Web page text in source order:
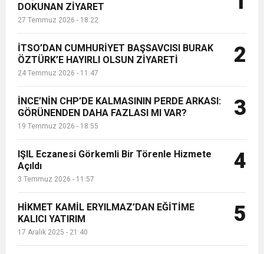
ve Onur Nişanesidir
6:19 HBB BAŞKANI ÖNTÜRK’ÜN
CUMHURİYET BAYRAMI MESAJI
17:36 KURUMLAR VERGİSİ ERTELENDİ
1:00 İTSO İŞ-KUR SGK TOPLANTI
21:40 CEYLANDERE’DE BAŞKAN EMRAH
18:22
GÖNÜLLERE DOKUNAN ZİYARET
DOKUNAN ZİYARET
27 Temmuz 2026 - 18:22
İTSO’DAN CUMHURİYET BAŞSAVCISI BURAK
ÖZTÜRK’E HAYIRLI OLSUN ZİYARETİ
24 Temmuz 2026 - 11:47
2
İNCE’NİN CHP’DE KALMASININ PERDE ARKASI:
GÖRÜNENDEN DAHA FAZLASI MI VAR?
19 Temmuz 2026 - 18:55
3
IŞIL Eczanesi Görkemli Bir Törenle Hizmete
Açıldı
3 Temmuz 2026 - 11:57
4
HİKMET KAMİL ERYILMAZ’DAN EĞİTİME
KALICI YATIRIM
17 Aralık 2025 - 21:40
5